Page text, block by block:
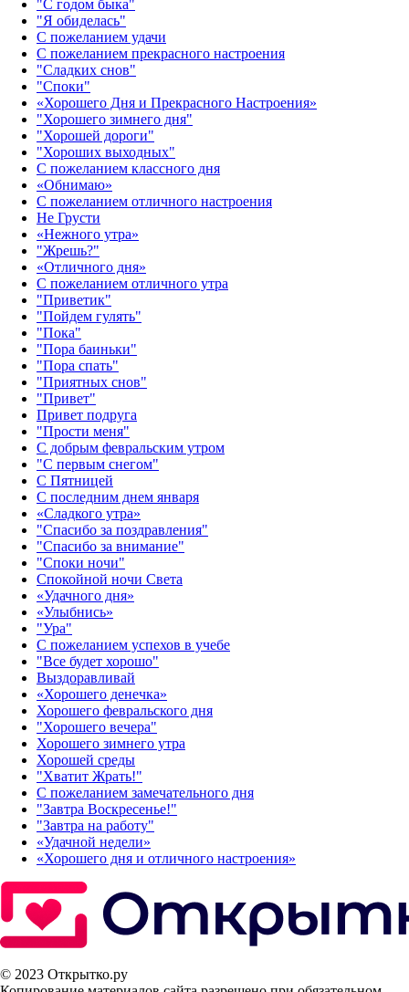
"С годом быка"
"Я обиделась"
С пожеланием удачи
С пожеланием прекрасного настроения
"Сладких снов"
"Споки"
«Хорошего Дня и Прекрасного Настроения»
"Хорошего зимнего дня"
"Хорошей дороги"
"Хороших выходных"
С пожеланием классного дня
«Обнимаю»
С пожеланием отличного настроения
Не Грусти
«Нежного утра»‎
"Жрешь?"
«Отличного дня»‎
С пожеланием отличного утра
"Приветик"
"Пойдем гулять"
"Пока"
"Пора баиньки"
"Пора спать"
"Приятных снов"
"Привет"
Привет подруга
"Прости меня"
С добрым февральским утром
"С первым снегом"
С Пятницей
С последним днем января
«Сладкого утра»‎
"Спасибо за поздравления"
"Спасибо за внимание"
"Споки ночи"
Спокойной ночи Света
«Удачного дня»‎
«Улыбнись»‎
"Ура"
С пожеланием успехов в учебе
"Все будет хорошо"
Выздоравливай
«‎Хорошего денечка»‎
Хорошего февральского дня
"Хорошего вечера"
Хорошего зимнего утра
Хорошей среды
"Хватит Жрать!"
С пожеланием замечательного дня
"Завтра Воскресенье!"
"Завтра на работу"
«Удачной недели»‎
«Хорошего дня и отличного настроения»‎
© 2023 Открытко.ру